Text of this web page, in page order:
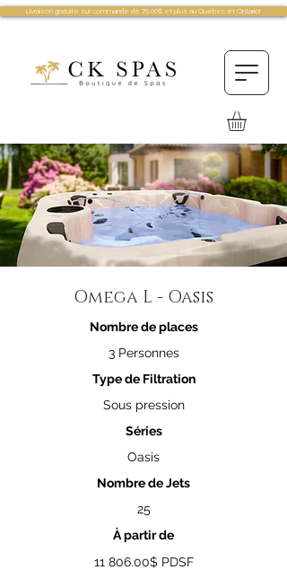
Livraison gratuite sur commande de 75.00$ et plus au Québec et Ontario!
Omega L - Oasis
Nombre de places
3 Personnes
Type de Filtration
Sous pression
Séries
Oasis
Nombre de Jets
25
À partir de
11 806.00$ PDSF